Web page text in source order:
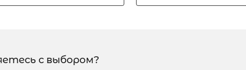
с выбором?